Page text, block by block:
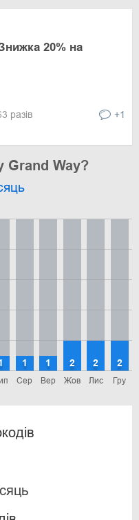
20% на
разів +1
Grand Way?
Сер
1
Вер
1
Жов
2
Лис
2
Гру
2